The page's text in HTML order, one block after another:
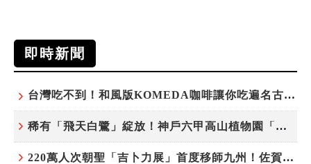
即時新聞
台灣吃不到！和風版KOMEDA咖啡讓你吃遍名古屋在地美食
稀有「飛天白鷺」綻放！神戶六甲高山植物園「鷺草」珍貴現身
220萬人次朝聖「吉卜力展」首度移師九州！佐賀站早鳥平日套票8/10搶先開賣